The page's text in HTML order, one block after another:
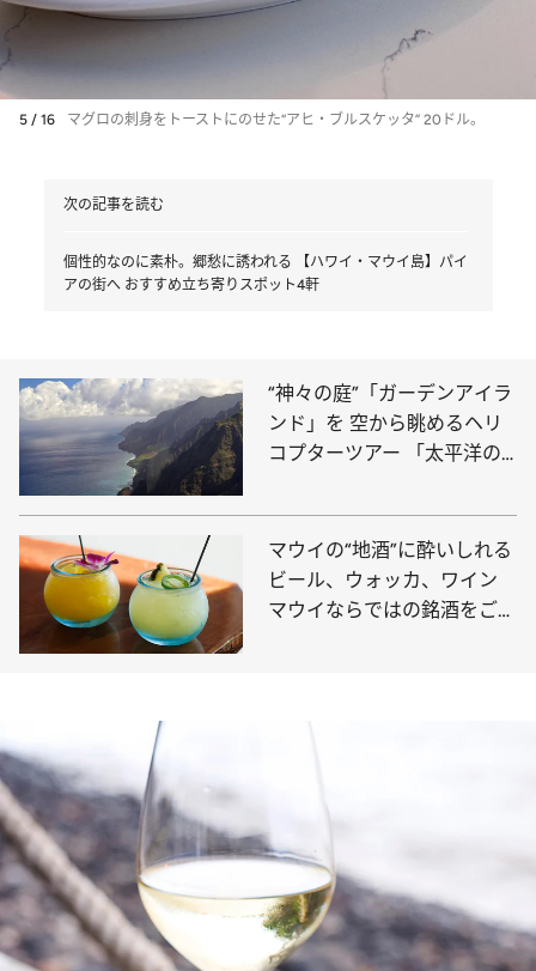
5 / 16 マグロの刺身をトーストにのせた“アヒ・ブルスケッタ” 20ドル。
次の記事を読む
個性的なのに素朴。郷愁に誘われる 【ハワイ・マウイ島】パイ
アの街へ おすすめ立ち寄りスポット4軒
“神々の庭”「ガーデンアイラ
ンド」を 空から眺めるヘリ
コプターツアー 「太平洋の
マウイの“地酒”に酔いしれる
ビール、ウォッカ、ワイン
マウイならではの銘酒をご紹